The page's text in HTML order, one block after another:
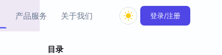
产品服务 关于我们 登录/注册
目录